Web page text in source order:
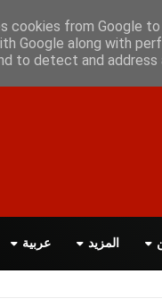
المزيد عربية
cookies from Google
Google along with
to detect and address